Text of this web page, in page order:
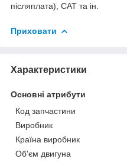
післяплата), САТ та ін.
Приховати
Характеристики
Основні атрибути
Код запчастини
Виробник
Країна виробник
Об'єм двигуна